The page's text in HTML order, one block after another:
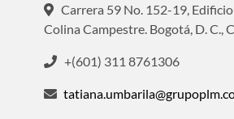
Carrera 59 No. 152-19,
Colina Campestre. Bogotá, D. C.,
+(601) 311 8761306